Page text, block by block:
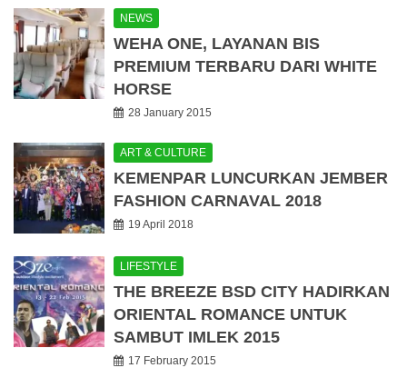
NEWS
WEHA ONE, LAYANAN BIS
PREMIUM TERBARU DARI WHITE
HORSE
28 January 2015
ART & CULTURE
KEMENPAR LUNCURKAN JEMBER
FASHION CARNAVAL 2018
19 April 2018
LIFESTYLE
THE BREEZE BSD CITY HADIRKAN
ORIENTAL ROMANCE UNTUK
SAMBUT IMLEK 2015
17 February 2015